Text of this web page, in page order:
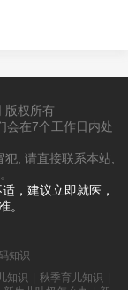
版权所有
会在7个工作日内处
犯, 请直接联系本站,
，建议立即就医，
。
知识
知识 秋季育儿知识